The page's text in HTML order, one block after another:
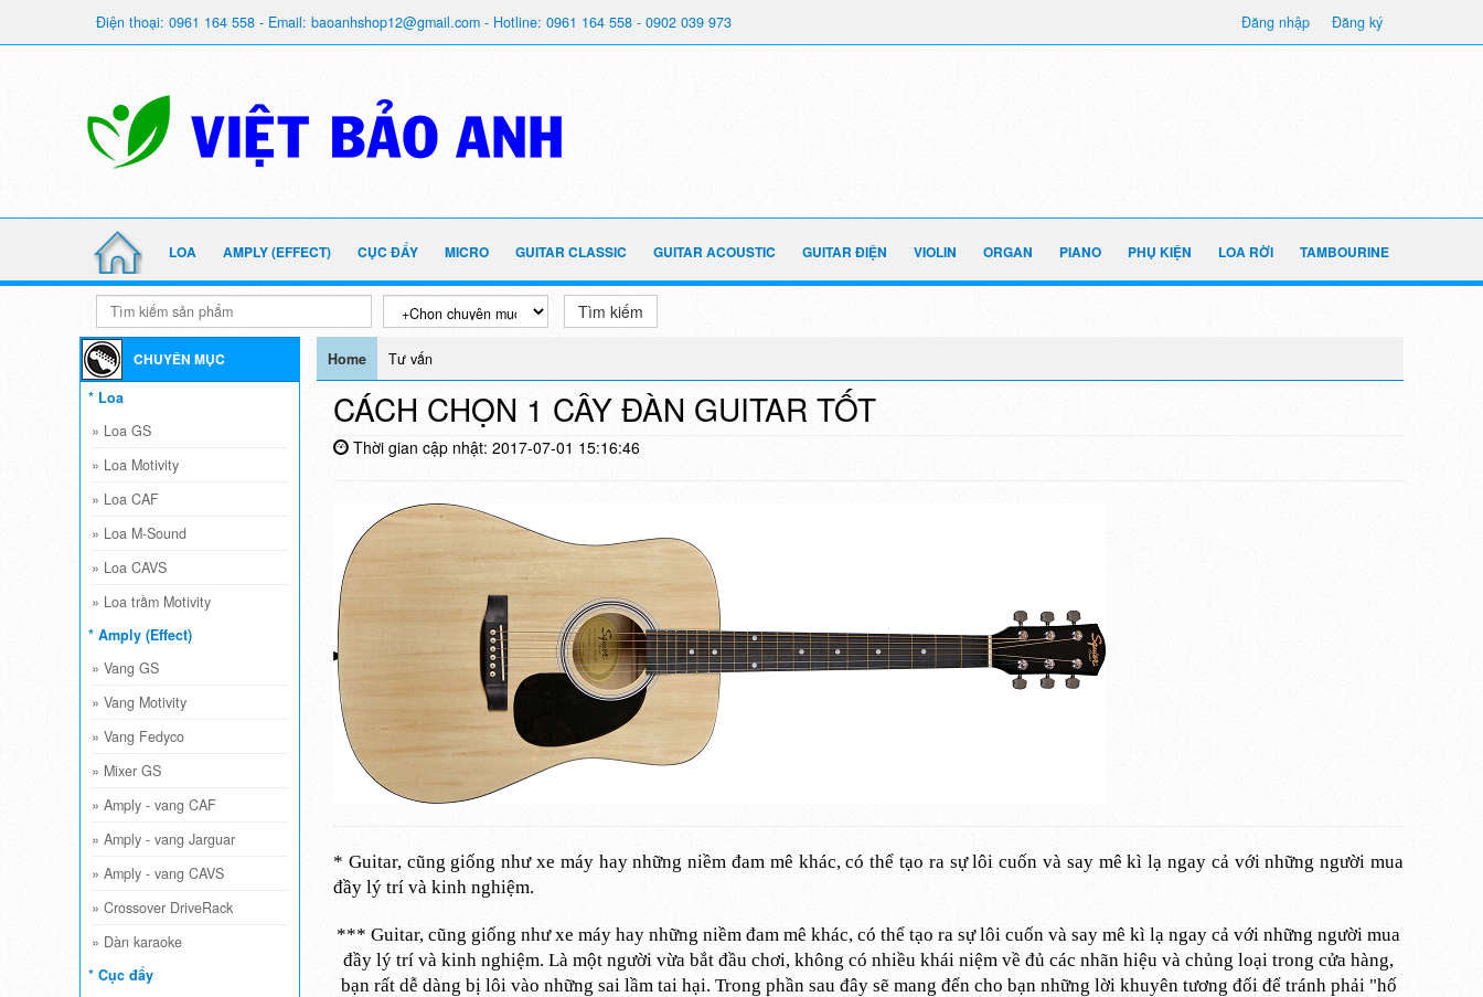
Điện thoại: 0961 164 558 - Email: baoanhshop12@gmail.com - Hotline: 0961 164 558 - 0902 039 973 Đăng ký
Đăng nhập
LOA AMPLY (EFFECT) CỤC ĐẨY MICRO GUITAR CLASSIC GUITAR ACOUSTIC GUITAR ĐIỆN VIOLIN ORGAN PIANO PHỤ KIỆN LOA RỜI TAMBOURINE
Tìm kiếm
CHUYÊN MỤC
* Loa
» Loa GS
» Loa Motivity
» Loa CAF
» Loa M-Sound
» Loa CAVS
» Loa trầm Motivity
* Amply (Effect)
» Vang GS
» Vang Motivity
» Vang Fedyco
» Mixer GS
» Amply - vang CAF
» Amply - vang Jarguar
» Amply - vang CAVS
» Crossover DriveRack
» Dàn karaoke
* Cục đẩy
Home Tư vấn
CÁCH CHỌN 1 CÂY ĐÀN GUITAR TỐT
Thời gian cập nhật: 2017-07-01 15:16:46
* Guitar, cũng giống như xe máy hay những niềm đam mê khác, có thể tạo ra sự lôi cuốn và say mê kì lạ ngay cả với những người mua
đầy lý trí và kinh nghiệm.
*** Guitar, cũng giống như xe máy hay những niềm đam mê khác, có thể tạo ra sự lôi cuốn và say mê kì lạ ngay cả với những người mua
đầy lý trí và kinh nghiệm. Là một người vừa bắt đầu chơi, không có nhiều khái niệm về đủ các nhãn hiệu và chủng loại trong cửa hàng,
bạn rất dễ dàng bị lôi vào những sai lầm tai hại. Trong phần sau đây sẽ mang đến cho bạn những lời khuyên tương đối để tránh phải "hố